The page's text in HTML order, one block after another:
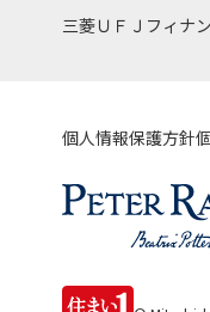
三菱ＵＦＪフィナ
個人情報保護方針